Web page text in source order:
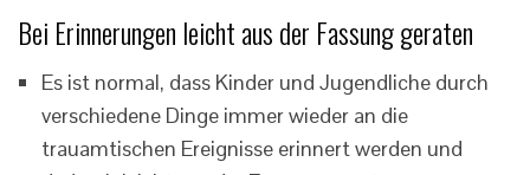
Bei Erinnerungen leicht aus der Fassung geraten
Es ist normal, dass Kinder und Jugendliche durch
verschiedene Dinge immer wieder an die
trauamtischen Ereignisse erinnert werden und